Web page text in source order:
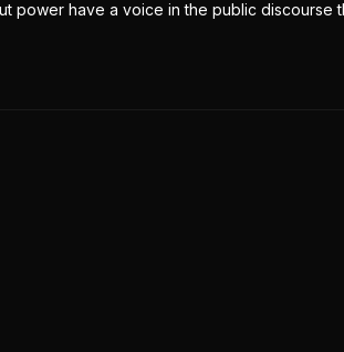
power have a voice in the public discourse